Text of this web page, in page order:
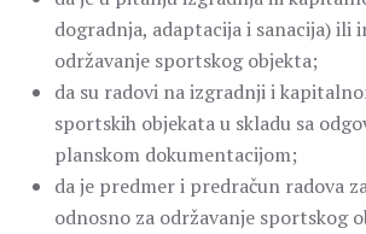
dogradnja, adaptacija i sanacija) ili
održavanje sportskog objekta;
da su radovi na izgradnji i
sportskih objekata u skladu sa
planskom dokumentacijom;
da je predmer i predračun radova
odnosno za održavanje sportskog